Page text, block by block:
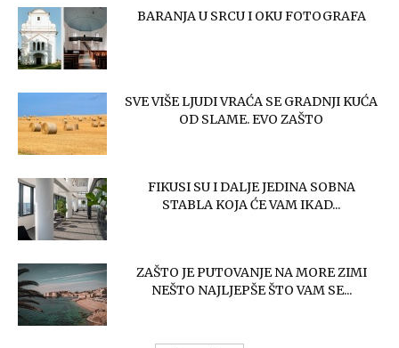
BARANJA U SRCU I OKU FOTOGRAFA
SVE VIŠE LJUDI VRAĆA SE GRADNJI KUĆA
OD SLAME. EVO ZAŠTO
FIKUSI SU I DALJE JEDINA SOBNA
STABLA KOJA ĆE VAM IKAD...
ZAŠTO JE PUTOVANJE NA MORE ZIMI
NEŠTO NAJLJEPŠE ŠTO VAM SE...